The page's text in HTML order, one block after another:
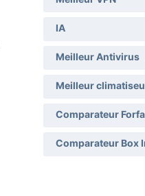
IA
Meilleur Antivirus
Meilleur
Comparateur
Comparateur Box